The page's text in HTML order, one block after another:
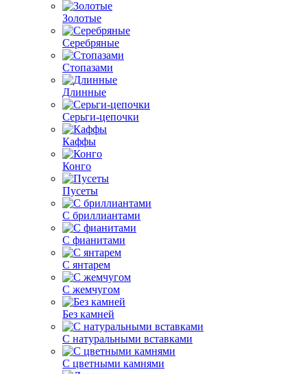
Золотые
Серебряные
Стопазами
Длинные
Серьги-цепочки
Каффы
Конго
Пусеты
С бриллиантами
С фианитами
С янтарем
С жемчугом
Без камней
С натуральными вставками
С цветными камнями